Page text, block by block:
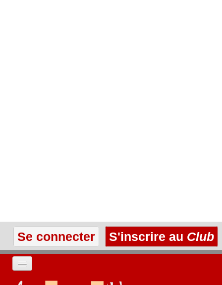
Se connecter S'inscrire au Club